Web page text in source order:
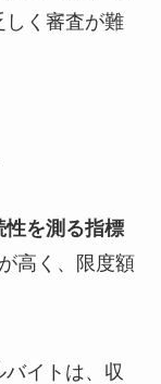
しく審査が難
性を測る指標
高く、限度額
イトは、収